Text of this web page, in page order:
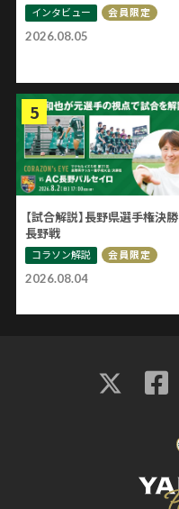
2026.08.05
インタビュー 会員限定
2026.08.04
【試合解説】長野県選手権決勝
長野戦
コラソン解説 会員限定